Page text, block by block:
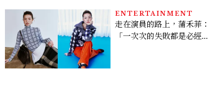
看點懶人包
ENTERTAINMENT
走在演員的路上，蒲禾菲：
「一次次的失敗都是必經過